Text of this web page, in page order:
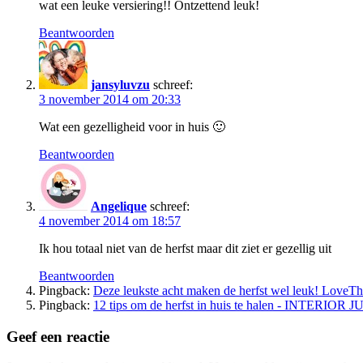
wat een leuke versiering!! Ontzettend leuk!
Beantwoorden
jansyluvzu schreef:
3 november 2014 om 20:33
Wat een gezelligheid voor in huis 🙂
Beantwoorden
Angelique schreef:
4 november 2014 om 18:57
Ik hou totaal niet van de herfst maar dit ziet er gezellig uit
Beantwoorden
Pingback: Deze leukste acht maken de herfst wel leuk!
Pingback: 12 tips om de herfst in huis te halen - INTERIOR
Geef een reactie